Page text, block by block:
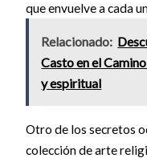
que envuelve a cada
Relacionado:
Casto en el
y espiritual
Otro de los secretos
colección de arte